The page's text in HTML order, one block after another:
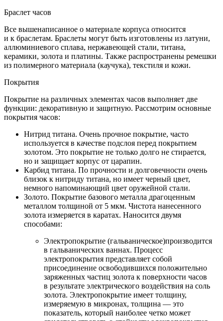
Браслет часов
Все вышенаписанное о материале корпуса относится
и к браслетам. Браслеты могут быть изготовлены из латуни,
аллюминиевого сплава, нержавеющей стали, титана,
керамики, золота и платины. Также распространены ремешки
из полимерного материала (каучука), текстиля и кожи.
Покрытия
Покрытие на различных элементах часов выполняет две
функции: декоративную и защитную. Рассмотрим основные
покрытия часов:
Нитрид титана. Очень прочное покрытие, часто
используется в качестве подслоя перед покрытием
золотом. Это покрытие не только долго не стирается,
но и защищает корпус от царапин.
Карбид титана. По прочности и долговечности очень
близок к нитриду титана, но имеет черный цвет,
немного напоминающий цвет оружейной стали.
Золото. Покрытие базового металла драгоценным
металлом толщиной от 5 мкм. Чистота нанесенного
золота измеряется в каратах. Наносится двумя
способами:
Электропокрытие (гальваническое)производится
в гальванических ваннах. Процесс
электропокрытия представляет собой
присоединение освободившихся положительно
заряженных частиц золота к поверхности часов
в результате электрического воздействия на соль
золота. Электропокрытие имеет толщину,
измеряемую в микронах, толщина — это
показатель, который наиболее четко может